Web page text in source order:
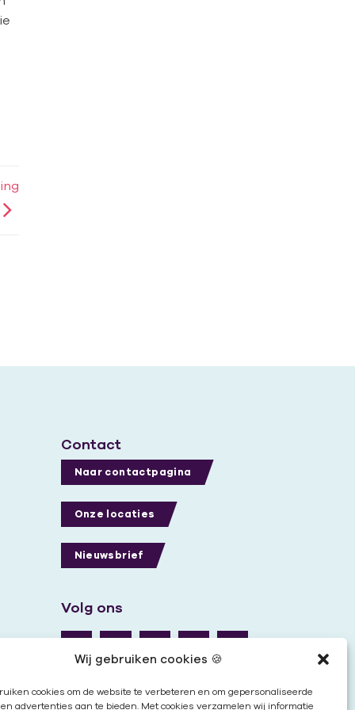
Wij gebruiken cookies 🍪
cookies om de website te verbeteren en om gepersonaliseerde
advertenties aan te bieden. Met cookies verzamelen wij informatie
Contact
Naar contactpagina
Onze locaties
Nieuwsbrief
Volg ons